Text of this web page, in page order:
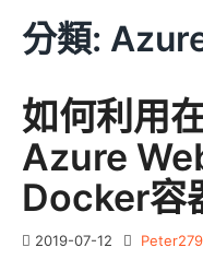
分類:
如何利用
Azure
Docker容
2019-07-12